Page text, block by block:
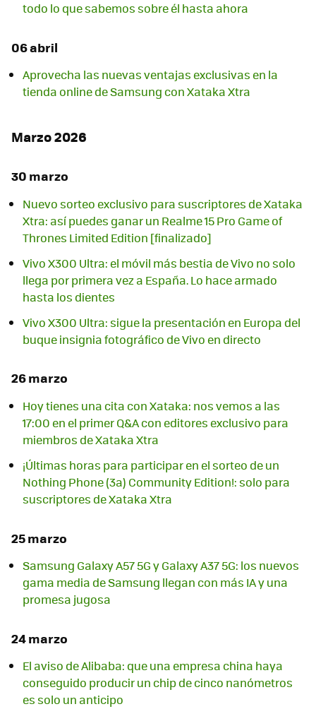
todo lo que sabemos sobre él hasta ahora
06 abril
Aprovecha las nuevas ventajas exclusivas en la
tienda online de Samsung con Xataka Xtra
Marzo 2026
30 marzo
Nuevo sorteo exclusivo para suscriptores de Xataka
Xtra: así puedes ganar un Realme 15 Pro Game of
Thrones Limited Edition [finalizado]
Vivo X300 Ultra: el móvil más bestia de Vivo no solo
llega por primera vez a España. Lo hace armado
hasta los dientes
Vivo X300 Ultra: sigue la presentación en Europa del
buque insignia fotográfico de Vivo en directo
26 marzo
Hoy tienes una cita con Xataka: nos vemos a las
17:00 en el primer Q&A con editores exclusivo para
miembros de Xataka Xtra
¡Últimas horas para participar en el sorteo de un
Nothing Phone (3a) Community Edition!: solo para
suscriptores de Xataka Xtra
25 marzo
Samsung Galaxy A57 5G y Galaxy A37 5G: los nuevos
gama media de Samsung llegan con más IA y una
promesa jugosa
24 marzo
El aviso de Alibaba: que una empresa china haya
conseguido producir un chip de cinco nanómetros
es solo un anticipo